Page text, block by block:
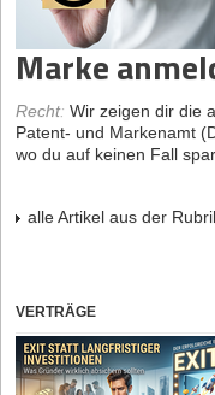
Marke
Recht: Wir zeigen dir die
Patent- und Markenamt
wo du auf keinen Fall
alle Artikel aus der
VERTRÄGE